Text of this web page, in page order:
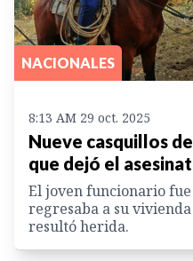
NACIONALES
8:13 AM 29 oct. 2025
Nueve casquillos
que dejó el
El joven funcionario
regresaba a su
resultó herida.